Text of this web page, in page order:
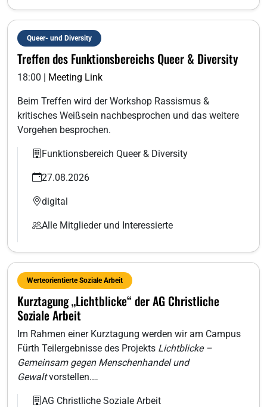
Queer- und Diversity
Treffen des Funktionsbereichs Queer & Diversity
18:00 | Meeting Link
Beim Treffen wird der Workshop Rassismus &
kritisches Weißsein nachbesprochen und das weitere
Vorgehen besprochen.
Funktionsbereich Queer & Diversity
27.08.2026
digital
Alle Mitglieder und Interessierte
Werteorientierte Soziale Arbeit
Kurztagung „Lichtblicke“ der AG Christliche
Soziale Arbeit
Im Rahmen einer Kurztagung werden wir am Campus
Fürth Teilergebnisse des Projekts Lichtblicke –
Gemeinsam gegen Menschenhandel und
Gewaltvorstellen.…
AG Christliche Soziale Arbeit